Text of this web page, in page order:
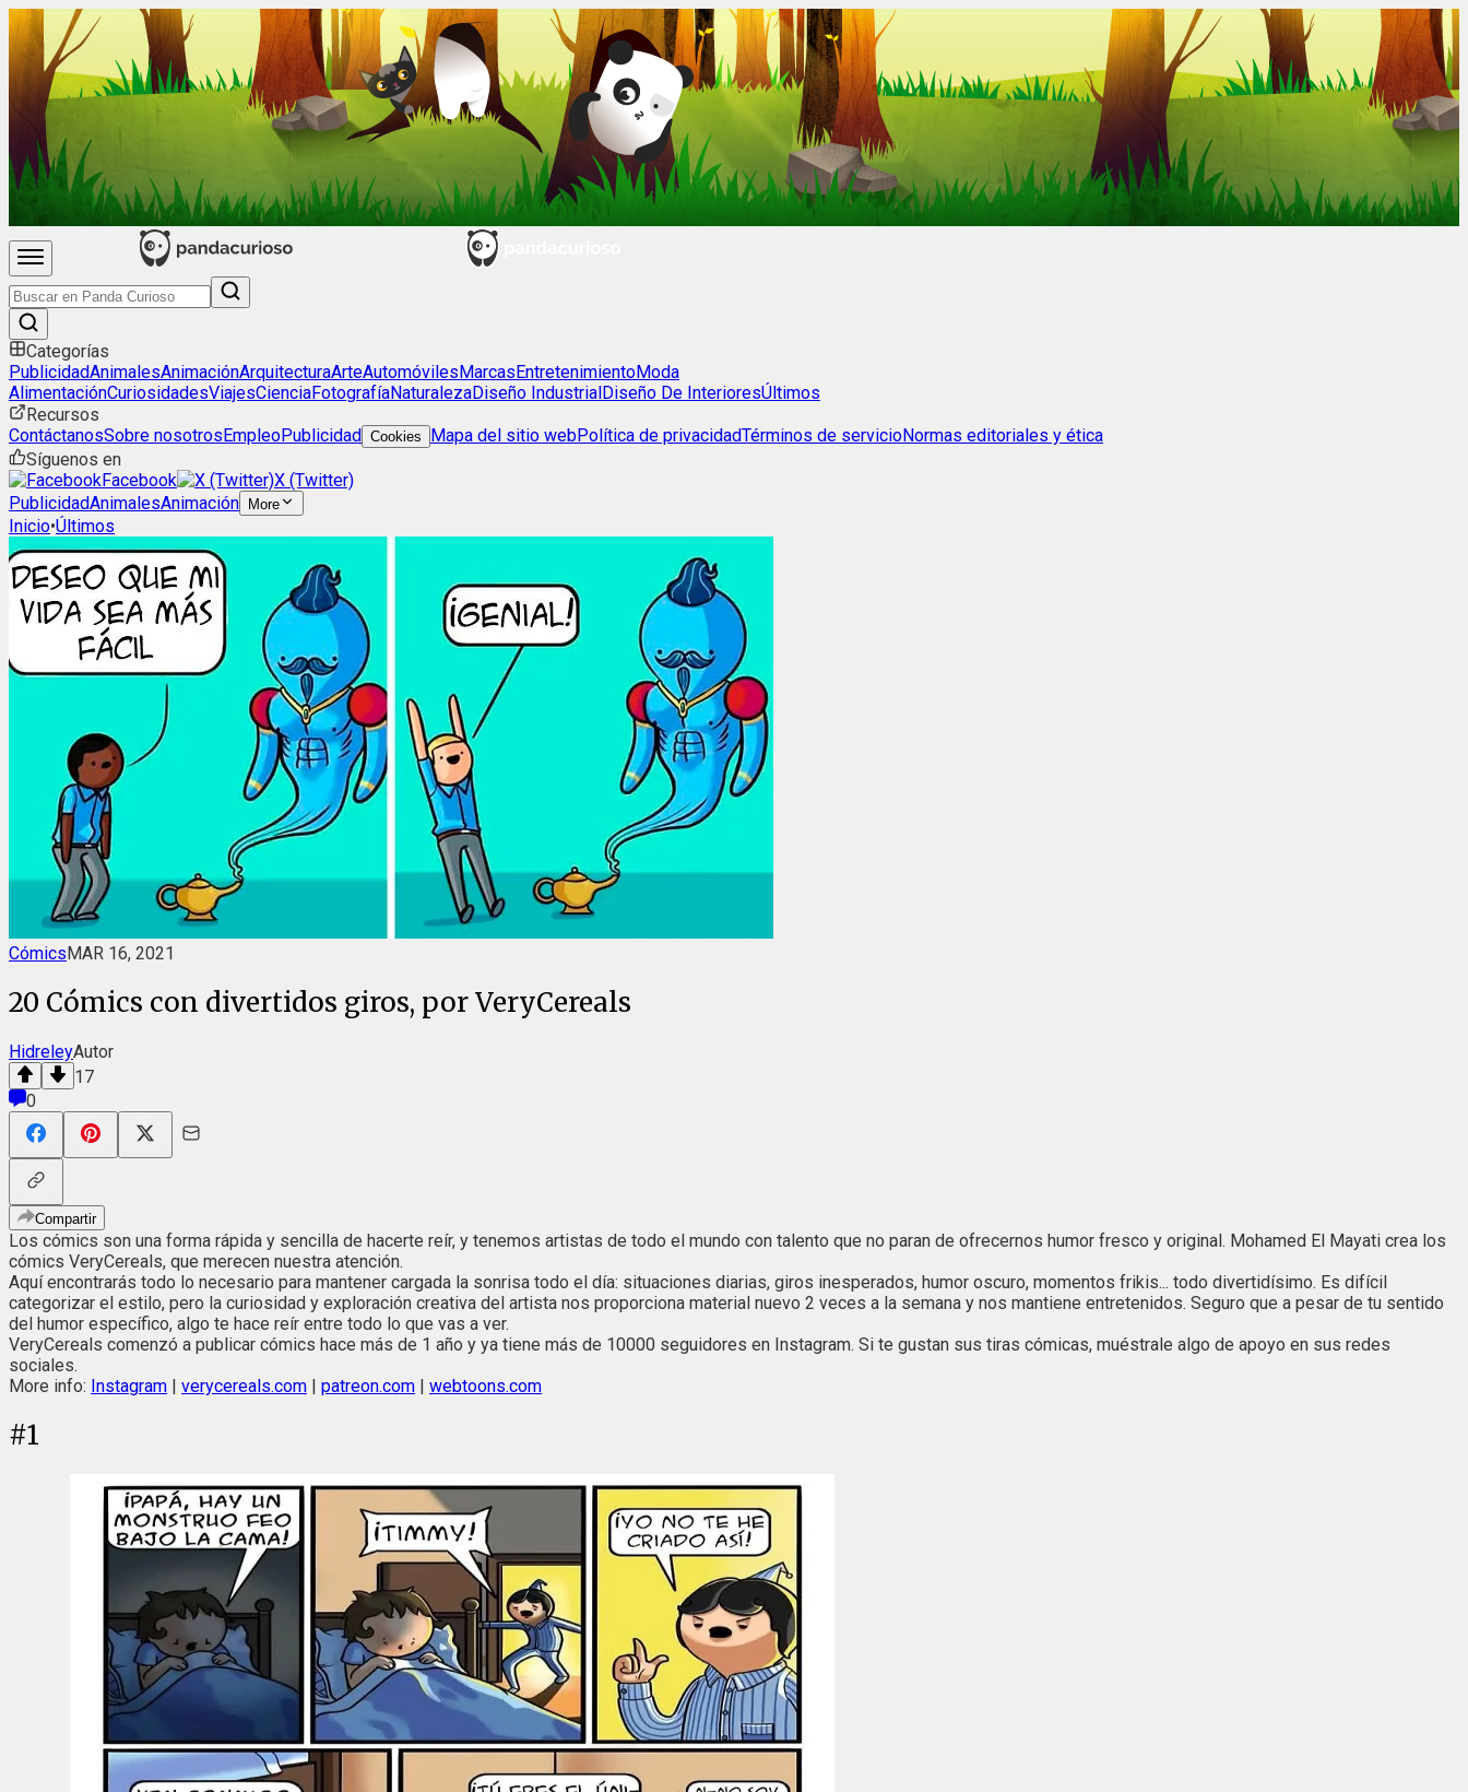
Categorías
PublicidadAnimalesAnimaciónArquitecturaArteAutomóvilesMarcasEntretenimientoModa
AlimentaciónCuriosidadesViajesCienciaFotografíaNaturalezaDiseño IndustrialDiseño De InterioresÚltimos
Recursos
ContáctanosSobre nosotrosEmpleoPublicidad Cookies Mapa del sitio webPolítica de privacidadTérminos de servicioNormas editoriales y ética
Síguenos en
Facebook
X (Twitter)
PublicidadAnimalesAnimación More
Inicio•Últimos
CómicsMAR 16, 2021
20 Cómics con divertidos giros, por VeryCereals
HidreleyAutor
17
0
Compartir
Los cómics son una forma rápida y sencilla de hacerte reír, y tenemos artistas de todo el mundo con talento que no paran de ofrecernos humor fresco y original. Mohamed El Mayati crea los
cómics VeryCereals, que merecen nuestra atención.
Aquí encontrarás todo lo necesario para mantener cargada la sonrisa todo el día: situaciones diarias, giros inesperados, humor oscuro, momentos frikis... todo divertidísimo. Es difícil
categorizar el estilo, pero la curiosidad y exploración creativa del artista nos proporciona material nuevo 2 veces a la semana y nos mantiene entretenidos. Seguro que a pesar de tu sentido
del humor específico, algo te hace reír entre todo lo que vas a ver.
VeryCereals comenzó a publicar cómics hace más de 1 año y ya tiene más de 10000 seguidores en Instagram. Si te gustan sus tiras cómicas, muéstrale algo de apoyo en sus redes
sociales.
More info: Instagram | verycereals.com | patreon.com | webtoons.com
#1